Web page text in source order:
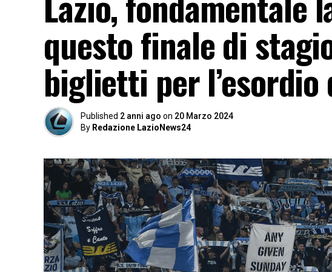
questo finale di
biglietti per l’esordio
Published 2 anni ago on 20 Marzo 2024
By Redazione LazioNews24